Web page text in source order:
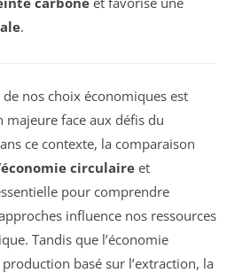
.
nos choix économiques est
face aux défis du
ce contexte, la comparaison
circulaire et
pour comprendre
influence nos ressources
Tandis que l’économie
basé sur l’extraction, la